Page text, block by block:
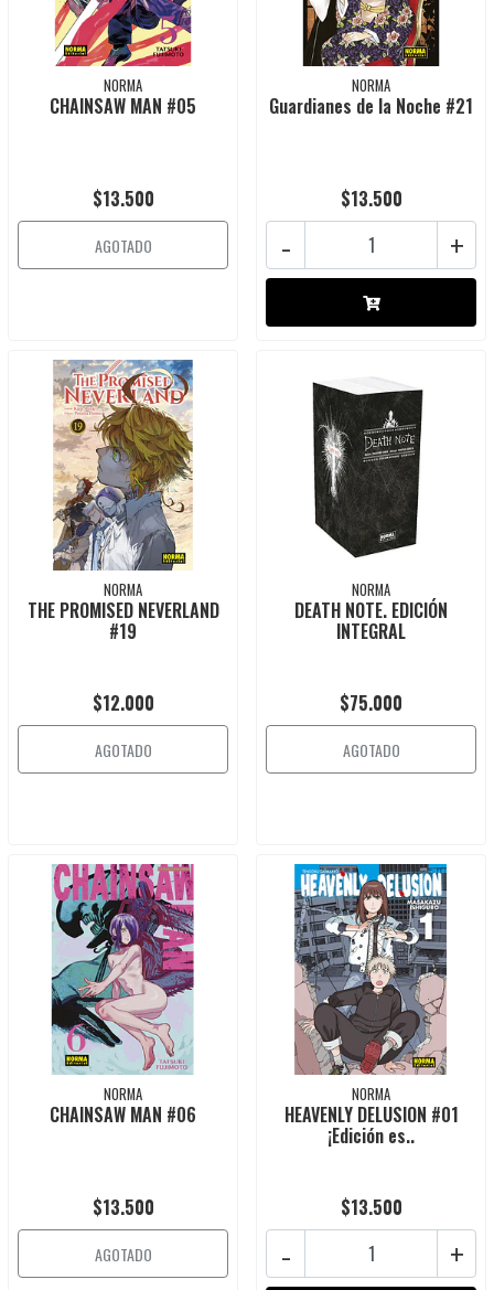
NORMA
CHAINSAW MAN #05
$13.500
AGOTADO
NORMA
Guardianes de la Noche #21
$13.500
+
-
NORMA
THE PROMISED NEVERLAND
#19
$12.000
AGOTADO
NORMA
DEATH NOTE. EDICIÓN
INTEGRAL
$75.000
AGOTADO
NORMA
CHAINSAW MAN #06
$13.500
AGOTADO
NORMA
HEAVENLY DELUSION #01
¡Edición es..
$13.500
+
-